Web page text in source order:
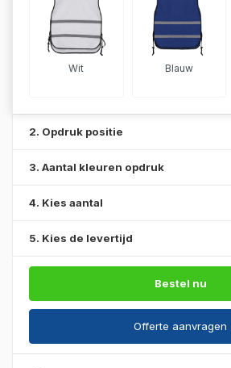
Wit Blauw
2. Opdruk positie
3. Aantal kleuren opdruk
4. Kies aantal
5. Kies de levertijd
Bestel nu
Offerte aanvragen